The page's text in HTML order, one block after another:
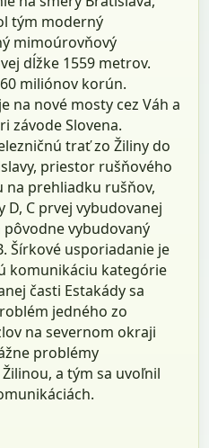
tým moderný
mimoúrovňový
dĺžke 1559 metrov.
miliónov korún.
na nové mosty cez Váh a
závode Slovena.
trať zo Žiliny do
priestor rušňového
na prehliadku rušňov,
D, C prvej vybudovanej
vybudovaný
Šírkové usporiadanie je
komunikáciu kategórie
časti Estakády sa
jedného zo
na severnom okraji
problémy
a tým sa uvoľnil